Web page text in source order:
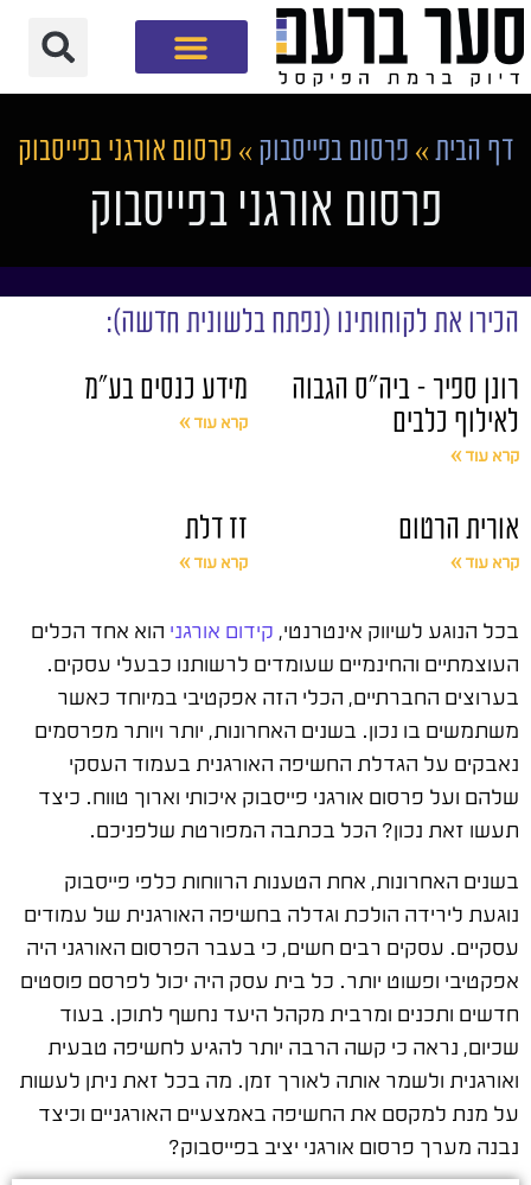
דף הבית » פרסום בפייסבוק » פרסום אורגני בפייסבוק
פרסום אורגני בפייסבוק
הכירו את לקוחותינו (נפתח בלשונית חדשה):
רונן ספיר – ביה"ס הגבוה
לאילוף כלבים
קרא עוד »
מידע כנסים בע"מ
קרא עוד »
אורית הרטום
קרא עוד »
זז דלת
קרא עוד »
בכל הנוגע לשיווק אינטרנטי,קידום אורגני הוא אחד הכלים
העוצמתיים והחינמיים שעומדים לרשותנו כבעלי עסקים.
בערוצים החברתיים, הכלי הזה אפקטיבי במיוחד כאשר
משתמשים בו נכון. בשנים האחרונות, יותר ויותר מפרסמים
נאבקים על הגדלת החשיפה האורגנית בעמוד העסקי
שלהם ועל פרסום אורגני פייסבוק איכותי וארוך טווח. כיצד
תעשו זאת נכון? הכל בכתבה המפורטת שלפניכם.
בשנים האחרונות, אחת הטענות הרווחות כלפי פייסבוק
נוגעת לירידה הולכת וגדלה בחשיפה האורגנית של עמודים
עסקיים. עסקים רבים חשים, כי בעבר הפרסום האורגני היה
אפקטיבי ופשוט יותר. כל בית עסק היה יכול לפרסם פוסטים
חדשים ותכנים ומרבית מקהל היעד נחשף לתוכן. בעוד
שכיום, נראה כי קשה הרבה יותר להגיע לחשיפה טבעית
ואורגנית ולשמר אותה לאורך זמן. מה בכל זאת ניתן לעשות
על מנת למקסם את החשיפה באמצעיים האורגניים וכיצד
נבנה מערך פרסום אורגני יציב בפייסבוק?